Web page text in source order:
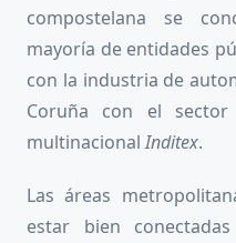
compostelana se
mayoría de entidades
con la industria de
Coruña con el
multinacionalInditex.
Las áreas
estar bien